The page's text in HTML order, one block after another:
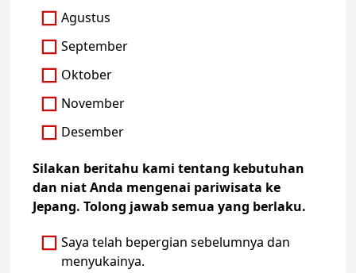
Agustus
September
Oktober
November
Desember
Silakan beritahu kami tentang kebutuhan
dan niat Anda mengenai pariwisata ke
Jepang. Tolong jawab semua yang berlaku.
Saya telah bepergian sebelumnya dan
menyukainya.